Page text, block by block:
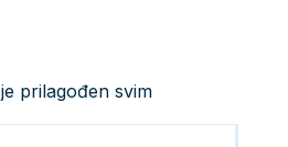
je prilagođen svim